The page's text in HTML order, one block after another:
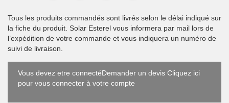
Tous les produits commandés sont livrés selon le délai indiqué sur
la fiche du produit. Solar Esterel vous informera par mail lors de
l’expédition de votre commande et vous indiquera un numéro de
suivi de livraison.
Vous devez etre connectéDemander un devis Cliquez ici
pour vous connecter à votre compte